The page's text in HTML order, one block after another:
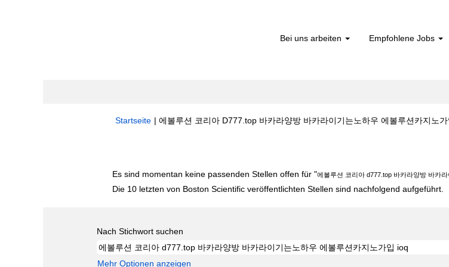
Bei uns arbeiten Empfohlene Jobs
Startseite | 에볼루션 코리아 D777.top 바카라양방 바카라이기는노하우 에볼루션카지노
Es sind momentan keine passenden Stellen offen für "에볼루션 코리아 d777.top 바카라양방 바카
Die 10 letzten von Boston Scientific veröffentlichten Stellen sind nachfolgend aufgeführt.
Nach Stichwort suchen
Mehr Optionen anzeigen